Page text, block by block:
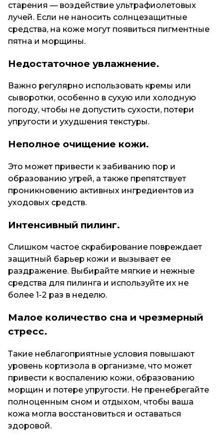
старения — воздействие ультрафиолетовых
лучей. Если не наносить солнцезащитные
средства, на коже могут появиться пигментные
пятна и морщины.
Недостаточное увлажнение.
Важно регулярно использовать кремы или
сыворотки, особенно в сухую или холодную
погоду, чтобы не допустить сухости, потери
упругости и ухудшения текстуры.
Неполное очищение кожи.
Это может привести к забиванию пор и
образованию угрей, а также препятствует
проникновению активных ингредиентов из
уходовых средств.
Интенсивный пилинг.
Слишком частое скрабирование повреждает
защитный барьер кожи и вызывает ее
раздражение. Выбирайте мягкие и нежные
средства для пилинга и используйте их не
более 1-2 раз в неделю.
Малое количество сна и чрезмерный
стресс.
Такие неблагоприятные условия повышают
уровень кортизола в организме, что может
привести к воспалению кожи, образованию
морщин и потере упругости. Не пренебрегайте
полноценным сном и отдыхом, чтобы ваша
кожа могла восстановиться и оставаться
здоровой.